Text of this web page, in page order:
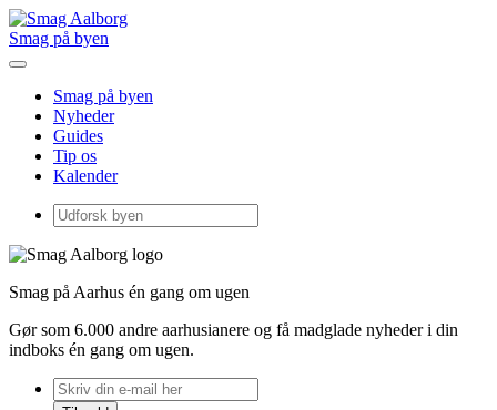
Smag på byen
Smag på byen
Nyheder
Guides
Tip os
Kalender
Smag på Aarhus én gang om ugen
Gør som 6.000 andre aarhusianere og få madglade nyheder i din
indboks én gang om ugen.